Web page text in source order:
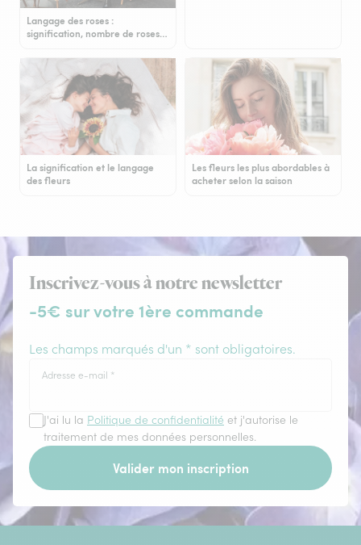
Langage des roses :
signification, nombre de roses…
La signification et le langage
des fleurs
Les fleurs les plus abordables à
acheter selon la saison
Inscrivez-vous à notre newsletter
-5€ sur votre 1ère commande
Les champs marqués d'un * sont obligatoires.
Adresse e-mail *
J'ai lu la Politique de confidentialité et j'autorise le
traitement de mes données personnelles.
Valider mon inscription